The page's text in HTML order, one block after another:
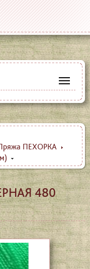
ПЕХОРКА
480